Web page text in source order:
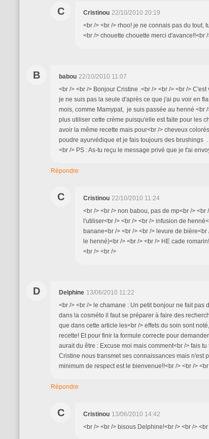
C Cristinou 22/10/2010 20:19
<br /> <br /> rhoo! je ne connais pas du tout,
<br /> chouette chouette merci d'avance!!<br
B babou 22/10/2010 11:07
<br /> <br /> Bonjour Cristine .<br /> <br /> <br />
je ne suis pas la seule d'après ce que j'ai pu voir en
mois, comme Mamypat, je suis passée au henné <br
plus utiliser cette crème puisqu'elle est faite pour les
avoir la même recette mais pour<br /> cheveux
poudre ayurvédique et je fais toujours des brushings
<br /> PS : As-tu reçu le message privé que je t'ai
Répondre
C Cristinou 22/10/2010 11:24
<br /> <br /> non babou, pas de mp<br /> <br
l'utiliser<br /> <br /> <br /> infusion de
banane<br /> <br /> <br /> levure de
le henné)<br /> <br /> <br /> HE cade
<br /> <br />
D Delphine 13/06/2010 11:22
<br /> <br /> le chamane : Un petit bonjour ne fait pas
dans la cosméto il faut se préparer à faire des
que dans cette article les<br /> effets du soin sont
recette! Et pour finir la formule correcte pour
aurait du être : Excuse moi mais comment<br /> fais
Cristine nous transmet ses connaissances mais n'est
minimum de respect est le bienvenue!!<br /> <br />
Répondre
C Cristinou 13/06/2010 14:42
<br /> <br /> bisous Delphine!<br /> <br /> <br